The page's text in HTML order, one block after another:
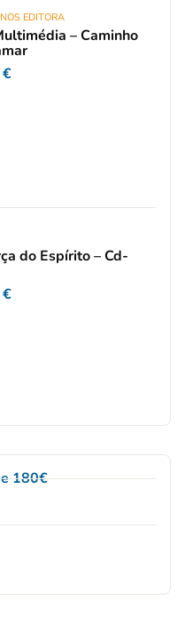
EDITORA
– Caminho
€
do Espírito – Cd-
€
180€